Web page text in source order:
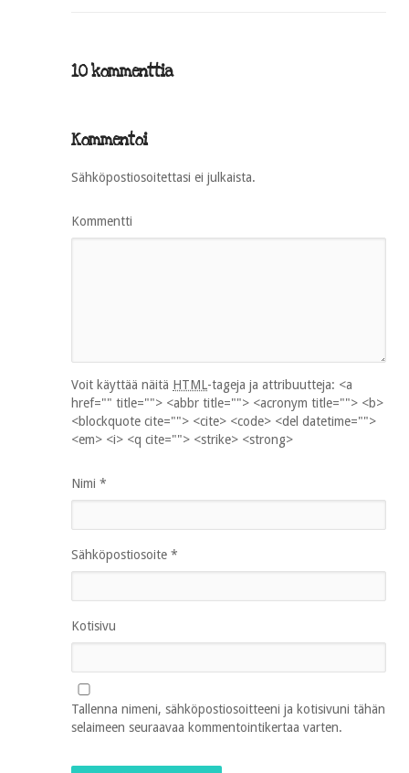
10 kommenttia
Kommentoi
Sähköpostiosoitettasi ei julkaista.
Kommentti
Voit käyttää näitä HTML-tageja ja attribuutteja: <a
href="" title=""> <abbr title=""> <acronym title=""> <b>
<blockquote cite=""> <cite> <code> <del datetime="">
<em> <i> <q cite=""> <strike> <strong>
Nimi *
Sähköpostiosoite *
Kotisivu
Tallenna nimeni, sähköpostiosoitteeni ja kotisivuni tähän
selaimeen seuraavaa kommentointikertaa varten.